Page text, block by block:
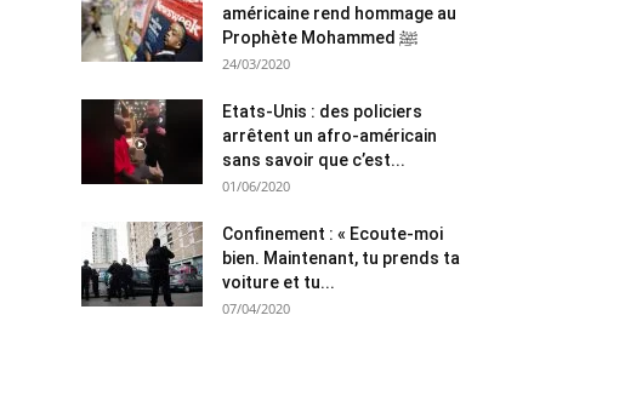
américaine rend hommage au
Prophète Mohammed ﷺ
24/03/2020
Etats-Unis : des policiers
arrêtent un afro-américain
sans savoir que c’est...
01/06/2020
Confinement : « Ecoute-moi
bien. Maintenant, tu prends ta
voiture et tu...
07/04/2020